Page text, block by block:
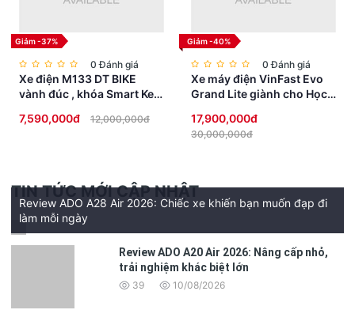
Giảm -37%
0 Đánh giá
Xe điện M133 DT BIKE
vành đúc , khóa Smart Key
cao cấp
7,590,000đ 12,000,000đ
Giảm -40%
0 Đánh giá
Xe máy điện VinFast Evo
Grand Lite giành cho Học
17,900,000đ
30,000,000đ
TIN TỨC MỚI CẬP NHẬT
Review ADO A28 Air 2026: Chiếc xe khiến bạn muốn đạp đi
làm mỗi ngày
Review ADO A20 Air 2026: Nâng cấp nhỏ,
trải nghiệm khác biệt lớn
39 10/08/2026